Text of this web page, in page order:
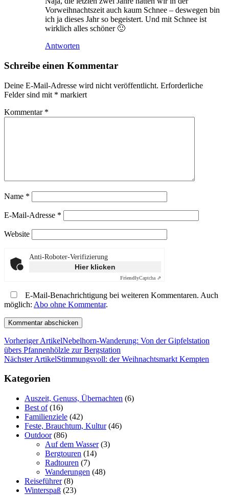
Vorweihnachtszeit auch kaum Schnee – deswegen bin
ich ja dieses Jahr so begeistert. Und mit Schnee ist
wirklich alles schöner 🙂
Antworten
Schreibe einen Kommentar
Deine E-Mail-Adresse wird nicht veröffentlicht. Erforderliche
Felder sind mit * markiert
Kommentar *
Name *
E-Mail-Adresse *
Website
Anti-Roboter-Verifizierung
Hier klicken
FriendlyCaptcha ⇗
E-Mail-Benachrichtigung bei weiteren Kommentaren. Auch
möglich: Abo ohne Kommentar.
Vorheriger ArtikelNebelhorn-Wanderung: Von der Gipfelstation
übers Pfannenhölzle zur Bergstation
Nächster ArtikelStimmungsvoll: der Weihnachtsmarkt Kempten
Kategorien
Auszeit, Genuss, Übernachten (6)
Best of(16)
Familienziele (42)
Feste, Brauchtum, Kultur(46)
Outdoor(86)
Auf dem Wasser(3)
Bergtouren (14)
Radtouren (7)
Wanderungen (48)
Reiseführer(8)
Winterspaß (23)